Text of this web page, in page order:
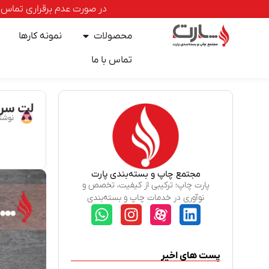
در صورت عدم برقراری تماس با
محصولات نمونه کارها
تماس با ما
مجتمع چاپ و بسته‌بندی پارت
پارت چاپ؛ ترکیبی از کیفیت، تخصص و
نوآوری در خدمات چاپ و بسته‌بندی
پست های اخیر
لت